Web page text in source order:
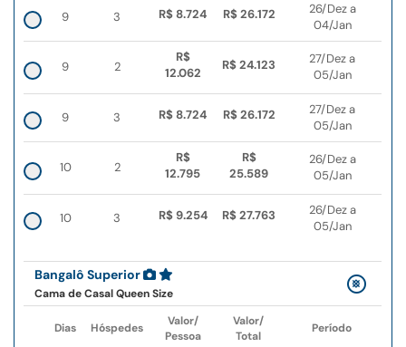
9 3 R$ 8.724 R$ 26.172
26/Dez a
04/Jan
9 2
R$
12.062
R$ 24.123
27/Dez a
05/Jan
9 3 R$ 8.724 R$ 26.172
27/Dez a
05/Jan
10 2
R$
12.795
R$
25.589
26/Dez a
05/Jan
10 3 R$ 9.254 R$ 27.763
26/Dez a
05/Jan
Bangalô Superior
Cama de Casal Queen Size
Dias Hóspedes
Valor/
Pessoa
Valor/
Total
Período